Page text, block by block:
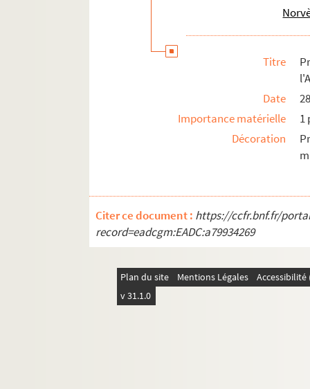
Titre
Date
Importance matérielle
1
Décoration
Citer ce document : https://ccfr.bnf.fr/
record=eadcgm:EADC:a79934269
Plan du site Mentions Légales
v 31.1.0